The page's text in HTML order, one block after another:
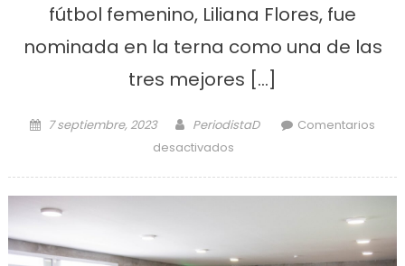
fútbol femenino, Liliana Flores, fue
nominada en la terna como una de las
tres mejores […]
Posted on
7 septiembre, 2023 Author
PeriodistaD
Comentarios
desactivados